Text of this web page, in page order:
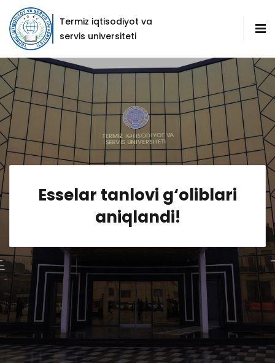
Termiz iqtisodiyot va
servis universiteti
Esselar tanlovi g‘oliblari
aniqlandi!